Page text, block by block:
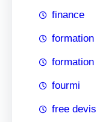
finance
formation
formation
fourmi
free devis